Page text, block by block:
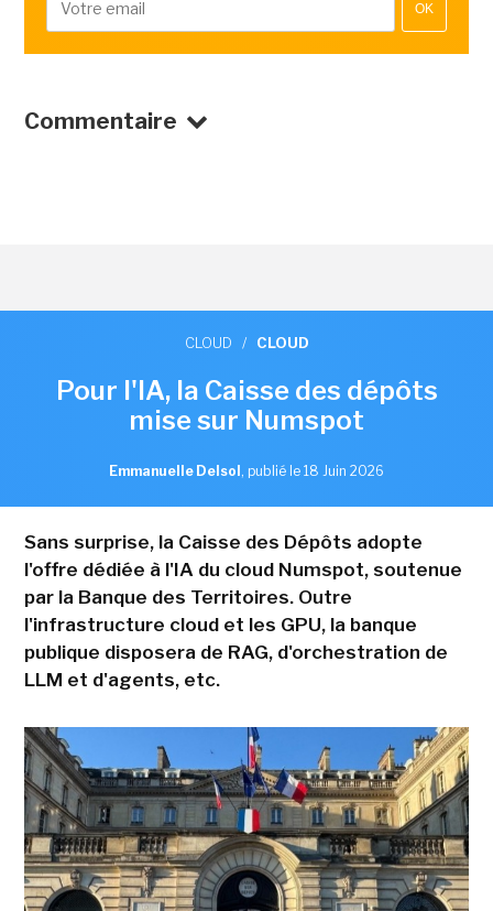
OK
Commentaire
CLOUD / CLOUD
Pour l'IA, la Caisse des dépôts
mise sur Numspot
Emmanuelle Delsol , publié le 18 Juin 2026
Sans surprise, la Caisse des Dépôts adopte
l'offre dédiée à l'IA du cloud Numspot, soutenue
par la Banque des Territoires. Outre
l'infrastructure cloud et les GPU, la banque
publique disposera de RAG, d'orchestration de
LLM et d'agents, etc.